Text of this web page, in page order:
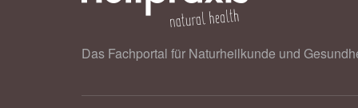
Das Fachportal für Naturheilkunde und